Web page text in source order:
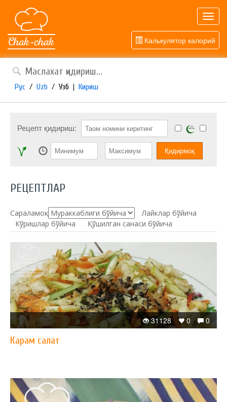
Калькулятор калорий
Рус / Uzb / Узб | Кириш
Рецепт қидириш:
РЕЦЕПТЛАР
Сараламоқ:
Лайклар бўйича
Кўришлар бўйича
Қўшилган санаси бўйича
0
0
31128
Карам салат